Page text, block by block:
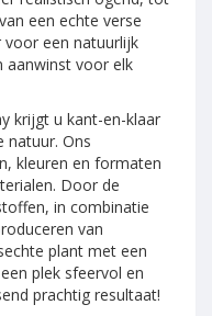
een echte verse
voor een natuurlijk
aanwinst voor elk
krijgt u kant-en-klaar
natuur. Ons
kleuren en formaten
Door de
in combinatie
van
plant met een
plek sfeervol en
prachtig resultaat!